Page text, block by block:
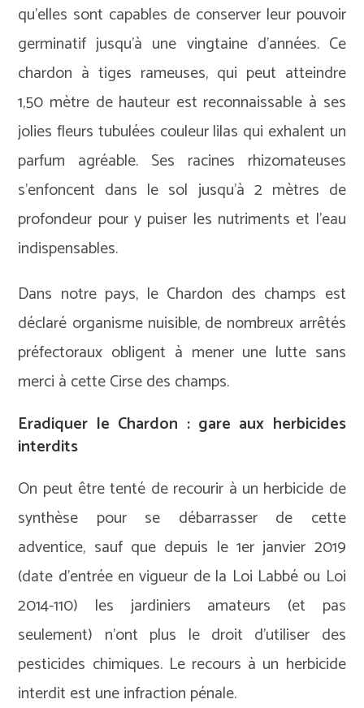
qu’elles sont capables de conserver leur pouvoir
germinatif jusqu’à une vingtaine d’années. Ce
chardon à tiges rameuses, qui peut atteindre
1,50 mètre de hauteur est reconnaissable à ses
jolies fleurs tubulées couleur lilas qui exhalent un
parfum agréable. Ses racines rhizomateuses
s’enfoncent dans le sol jusqu’à 2 mètres de
profondeur pour y puiser les nutriments et l’eau
indispensables.
Dans notre pays, le Chardon des champs est
déclaré organisme nuisible, de nombreux arrêtés
préfectoraux obligent à mener une lutte sans
merci à cette Cirse des champs.
Eradiquer le Chardon : gare aux herbicides
interdits
On peut être tenté de recourir à un herbicide de
synthèse pour se débarrasser de cette
adventice, sauf que depuis le 1er janvier 2019
(date d’entrée en vigueur de la Loi Labbé ou Loi
2014-110) les jardiniers amateurs (et pas
seulement) n’ont plus le droit d’utiliser des
pesticides chimiques. Le recours à un herbicide
interdit est une infraction pénale.